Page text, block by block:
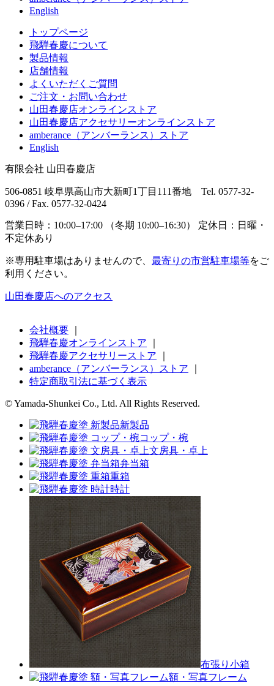
English
トップページ
飛騨春慶について
製品情報
店舗情報
よくいただくご質問
ご注文・お問い合わせ
山田春慶店オンラインストア
山田春慶店アクセサリーオンラインストア
amberance（アンバーランス）ストア
English
有限会社 山田春慶店
506-0851 岐阜県高山市大新町1丁目111番地 Tel. 0577-32-
0396 / Fax. 0577-32-0424
営業日時：10:00–17:00 （冬期 10:00–16:30） 定休日：日曜・
不定休あり
※専用駐車場はありませんので、 最寄りの市営駐車場等をご
利用ください。
山田春慶店へのアクセス
会社概要
飛騨春慶オンラインストア
飛騨春慶アクセサリーストア
amberance（アンバーランス）ストア
特定商取引法に基づく表示
© Yamada-Shunkei Co., Ltd. All Rights Reserved.
新製品
コップ・椀
文房具・卓上
弁当箱
重箱
時計
布張り小箱
額・写真フレーム